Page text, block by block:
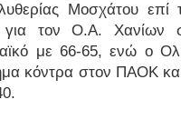
Μοσχάτου
για τον Ο.Α. Χανίων
με 66-65, ενώ ο
κόντρα στον ΠΑΟΚ και